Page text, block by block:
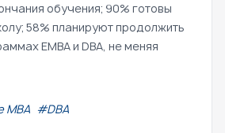
обучения; 90% готовы
58% планируют продолжить
EMBA и DBA, не меняя
MBA #DBA